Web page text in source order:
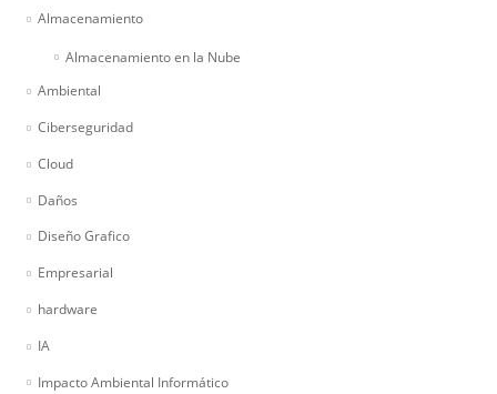
Almacenamiento
Almacenamiento en la Nube
Ambiental
Ciberseguridad
Cloud
Daños
Diseño Grafico
Empresarial
hardware
IA
Impacto Ambiental Informático